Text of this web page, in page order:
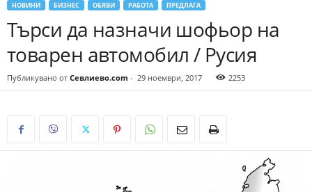
НОВИНИ БИЗНЕС ОБЯВИ РАБОТА ПРЕДЛАГА
Търси да назначи шофьор на
товарен автомобил / Русия
Публикувано от Севлиево.com - 29 ноември, 2017 2253